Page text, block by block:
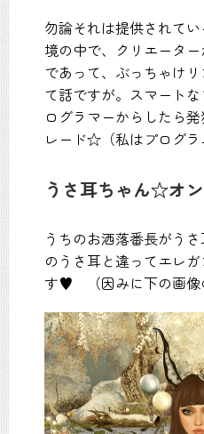
勿論それは提供されて
境の中で、クリエータ
であって、ぶっちゃけ
て話ですが。スマート
ログラマーからしたら
レード☆（私はプログラ
うさ耳ちゃん☆オ
うちのお洒落番長がう
のうさ耳と違ってエレ
す♥ （因みに下の画像